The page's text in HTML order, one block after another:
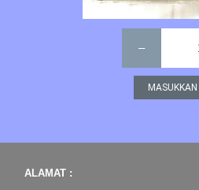
–
ALAMAT :